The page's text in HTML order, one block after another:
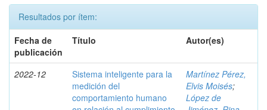
Resultados por ítem:
Fecha de
publicación
Título Autor(es)
2022-12
Sistema inteligente para la
medición del
comportamiento humano
Martínez Pérez,
Elvis Moisés;
López de